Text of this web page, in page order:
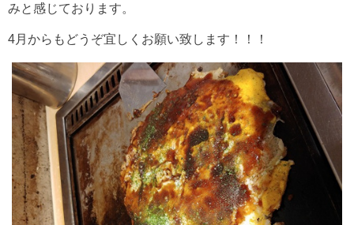
みと感じております。
4月からもどうぞ宜しくお願い致します！！！